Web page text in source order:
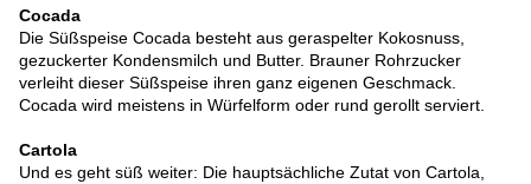
Cocada
Die Süßspeise Cocada besteht aus geraspelter Kokosnuss,
gezuckerter Kondensmilch und Butter. Brauner Rohrzucker
verleiht dieser Süßspeise ihren ganz eigenen Geschmack.
Cocada wird meistens in Würfelform oder rund gerollt serviert.
Cartola
Und es geht süß weiter: Die hauptsächliche Zutat von Cartola,